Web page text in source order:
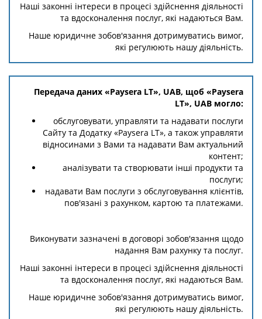
Наші законні інтереси в процесі здійснення діяльності
та вдосконалення послуг, які надаються Вам.
Наше юридичне зобов'язання дотримуватись вимог,
які регулюють нашу діяльність.
Передача даних «Paysera LT», UAB, щоб «Paysera
LT», UAB могло:
обслуговувати, управляти та надавати послуги
Сайту та Додатку «Paysera LT», а також управляти
відносинами з Вами та надавати Вам актуальний
контент;
аналізувати та створювати інші продукти та
послуги;
надавати Вам послуги з обслуговування клієнтів,
пов'язані з рахунком, картою та платежами.
Виконувати зазначені в договорі зобов'язання щодо
надання Вам рахунку та послуг.
Наші законні інтереси в процесі здійснення діяльності
та вдосконалення послуг, які надаються Вам.
Наше юридичне зобов'язання дотримуватись вимог,
які регулюють нашу діяльність.